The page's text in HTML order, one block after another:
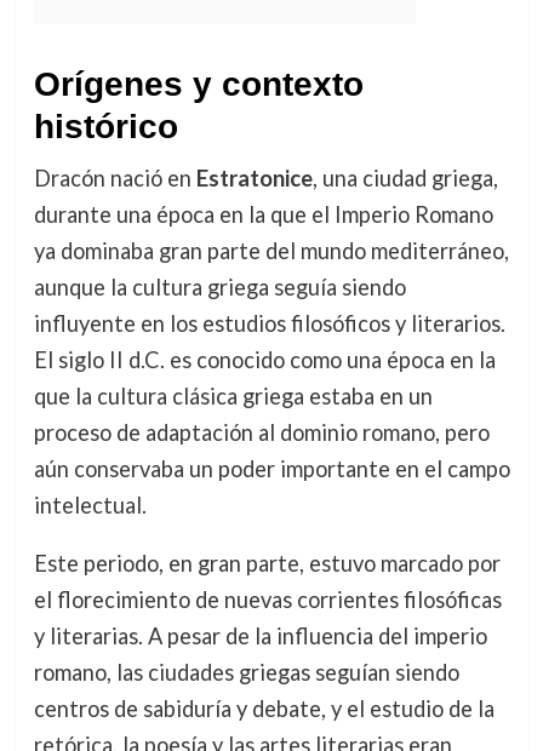
Orígenes y contexto
histórico
Dracón nació en Estratonice, una ciudad griega,
durante una época en la que el Imperio Romano
ya dominaba gran parte del mundo mediterráneo,
aunque la cultura griega seguía siendo
influyente en los estudios filosóficos y literarios.
El siglo II d.C. es conocido como una época en la
que la cultura clásica griega estaba en un
proceso de adaptación al dominio romano, pero
aún conservaba un poder importante en el campo
intelectual.
Este periodo, en gran parte, estuvo marcado por
el florecimiento de nuevas corrientes filosóficas
y literarias. A pesar de la influencia del imperio
romano, las ciudades griegas seguían siendo
centros de sabiduría y debate, y el estudio de la
retórica, la poesía y las artes literarias eran